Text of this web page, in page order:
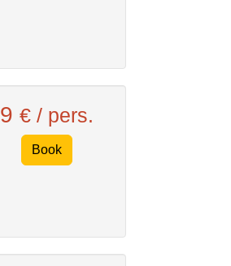
9€ / pers.
Book